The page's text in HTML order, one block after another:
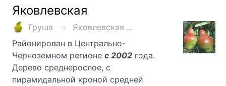
Яковлевская
Груша
Яковлевская ...
Районирован в Центрально-
Черноземном регионе с 2002 года.
Дерево среднерослое, с
пирамидальной кроной средней